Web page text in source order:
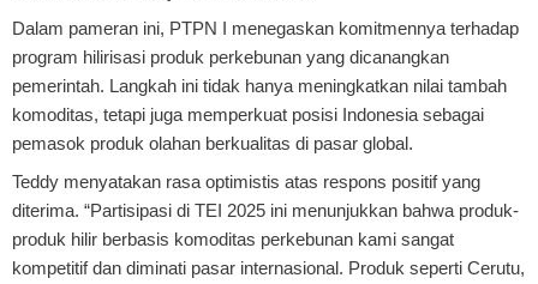
Dalam pameran ini, PTPN I menegaskan komitmennya terhadap
program hilirisasi produk perkebunan yang dicanangkan
pemerintah. Langkah ini tidak hanya meningkatkan nilai tambah
komoditas, tetapi juga memperkuat posisi Indonesia sebagai
pemasok produk olahan berkualitas di pasar global.
Teddy menyatakan rasa optimistis atas respons positif yang
diterima. “Partisipasi di TEI 2025 ini menunjukkan bahwa produk-
produk hilir berbasis komoditas perkebunan kami sangat
kompetitif dan diminati pasar internasional. Produk seperti Cerutu,